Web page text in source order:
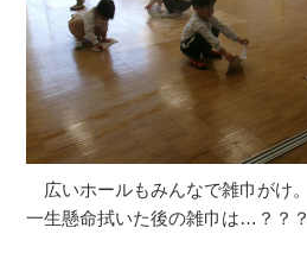
広いホールもみんなで雑巾がけ。
一生懸命拭いた後の雑巾は…？？？